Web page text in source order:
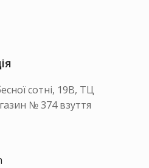
сотні, 19В, ТЦ
№ 374 взуття